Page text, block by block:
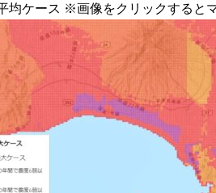
均ケース ※画像をクリックすると